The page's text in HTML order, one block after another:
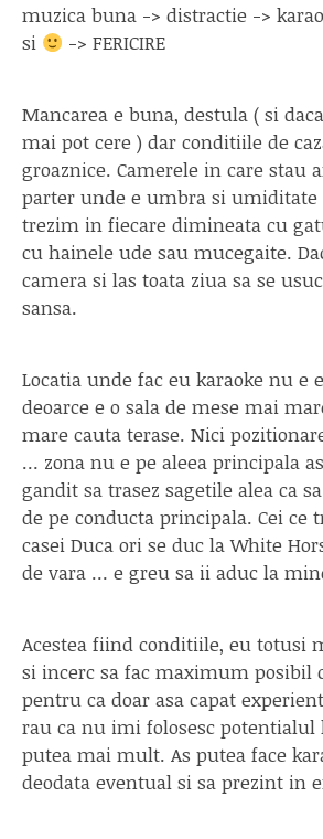
muzica buna -> distractie ->
si
-> FERICIRE
Mancarea e buna, destula ( si
mai pot cere ) dar conditiile de
groaznice. Camerele in care stau
parter unde e umbra si umiditate
trezim in fiecare dimineata cu
cu hainele ude sau mucegaite.
camera si las toata ziua sa se
sansa.
Locatia unde fac eu karaoke nu e
deoarce e o sala de mese mai
mare cauta terase. Nici
… zona nu e pe aleea principala
gandit sa trasez sagetile alea ca
de pe conducta principala. Cei ce
casei Duca ori se duc la White
de vara … e greu sa ii aduc la
Acestea fiind conditiile, eu totusi
si incerc sa fac maximum posibil
pentru ca doar asa capat
rau ca nu imi folosesc potentialul
putea mai mult. As putea face
deodata eventual si sa prezint in